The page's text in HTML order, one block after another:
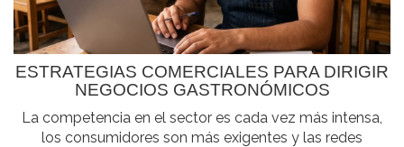
ESTRATEGIAS COMERCIALES PARA DIRIGIR
NEGOCIOS GASTRONÓMICOS
La competencia en el sector es cada vez más intensa,
los consumidores son más exigentes y las redes